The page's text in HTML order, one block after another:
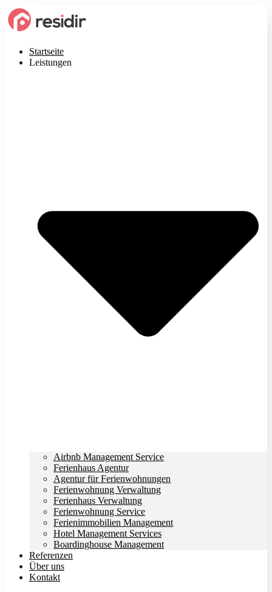
Startseite
Leistungen
Airbnb Management Service
Ferienhaus Agentur
Agentur für Ferienwohnungen
Ferienwohnung Verwaltung
Ferienhaus Verwaltung
Ferienwohnung Service
Ferienimmobilien Management
Hotel Management Services
Boardinghouse Management
Referenzen
Über uns
Kontakt